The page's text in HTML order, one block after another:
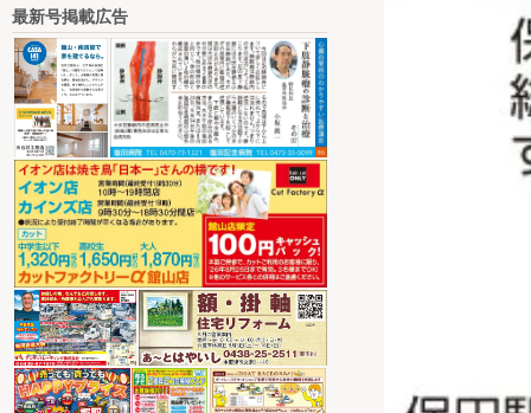
最新号掲載広告